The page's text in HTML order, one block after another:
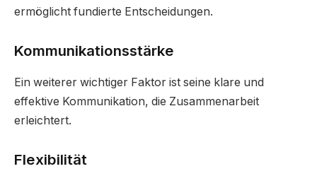
ermöglicht fundierte Entscheidungen.
Kommunikationsstärke
Ein weiterer wichtiger Faktor ist seine klare und
effektive Kommunikation, die Zusammenarbeit
erleichtert.
Flexibilität